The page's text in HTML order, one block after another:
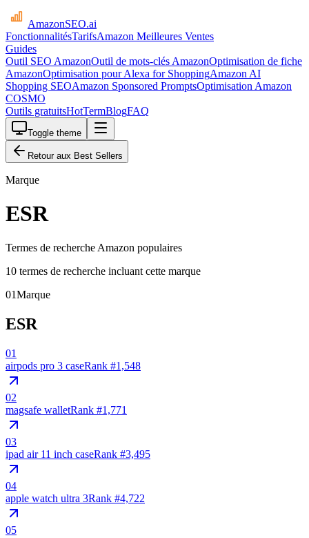
AmazonSEO.ai
FonctionnalitésTarifsAmazon Meilleures Ventes
Guides
Outil SEO AmazonOutil de mots-clés AmazonOptimisation de fiche
AmazonOptimisation pour Alexa for ShoppingAmazon AI
Shopping SEOAmazon Sponsored PromptsOptimisation Amazon
COSMO
Outils gratuitsHotTermBlogFAQ
Toggle theme
Retour aux Best Sellers
Marque
ESR
Termes de recherche Amazon populaires
10 termes de recherche incluant cette marque
01Marque
ESR
01
airpods pro 3 caseRank #1,548
02
magsafe walletRank #1,771
03
ipad air 11 inch caseRank #3,495
04
apple watch ultra 3Rank #4,722
05